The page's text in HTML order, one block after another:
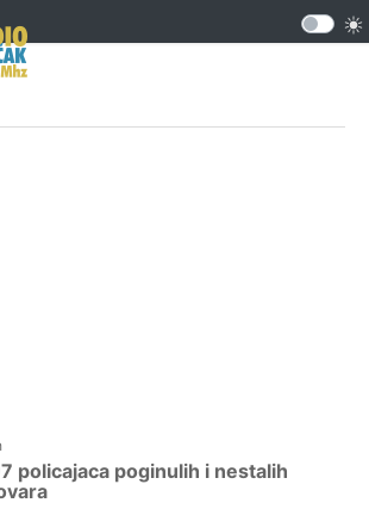
policajaca poginulih i nestalih